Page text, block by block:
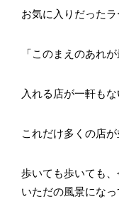
お気に入りだったラ
「このまえのあれ
入れる店が一軒もな
これだけ多くの店が
歩いても歩いても
いただの風景になっ